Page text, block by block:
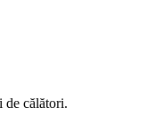
de călători.